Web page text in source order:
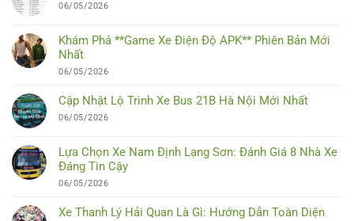
06/05/2026
Khám Phá **Game Xe Điện Độ APK** Phiên Bản Mới
Nhất
06/05/2026
Cập Nhật Lộ Trình Xe Bus 21B Hà Nội Mới Nhất
06/05/2026
Lựa Chọn Xe Nam Định Lạng Sơn: Đánh Giá 8 Nhà Xe
Đáng Tin Cậy
06/05/2026
Xe Thanh Lý Hải Quan Là Gì: Hướng Dẫn Toàn Diện